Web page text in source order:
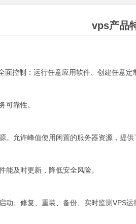
vps产品
面控制：运行任意应用软件、创建任意定
可靠性。
。允许峰值使用闲置的服务器资源，提供
能及时更新，降低安全风险。
动、修复、重装、备份、实时监测VPS